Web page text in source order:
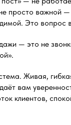
просто важной
Это вопрос
— это не
Живая,
вам
клиентов,